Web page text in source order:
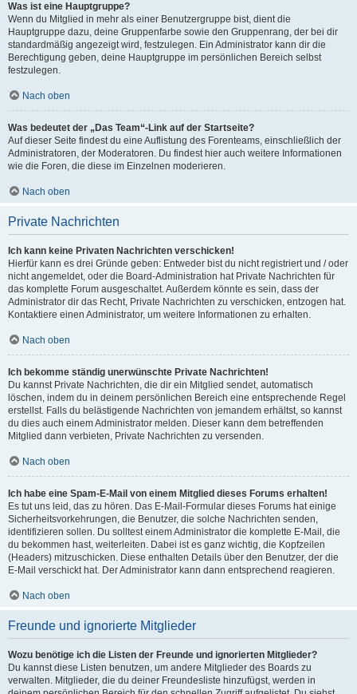
Was ist eine Hauptgruppe?
Wenn du Mitglied in mehr als einer Benutzergruppe bist, dient die
Hauptgruppe dazu, deine Gruppenfarbe sowie den Gruppenrang, der bei dir
standardmäßig angezeigt wird, festzulegen. Ein Administrator kann dir die
Berechtigung geben, deine Hauptgruppe im persönlichen Bereich selbst
festzulegen.
Nach oben
Was bedeutet der „Das Team“-Link auf der Startseite?
Auf dieser Seite findest du eine Auflistung des Forenteams, einschließlich der
Administratoren, der Moderatoren. Du findest hier auch weitere Informationen
wie die Foren, die diese im Einzelnen moderieren.
Nach oben
Private Nachrichten
Ich kann keine Privaten Nachrichten verschicken!
Hierfür kann es drei Gründe geben: Entweder bist du nicht registriert und / oder
nicht angemeldet, oder die Board-Administration hat Private Nachrichten für
das komplette Forum ausgeschaltet. Außerdem könnte es sein, dass der
Administrator dir das Recht, Private Nachrichten zu verschicken, entzogen hat.
Kontaktiere einen Administrator, um weitere Informationen zu erhalten.
Nach oben
Ich bekomme ständig unerwünschte Private Nachrichten!
Du kannst Private Nachrichten, die dir ein Mitglied sendet, automatisch
löschen, indem du in deinem persönlichen Bereich eine entsprechende Regel
erstellst. Falls du belästigende Nachrichten von jemandem erhältst, so kannst
du dies auch einem Administrator melden. Dieser kann dem betreffenden
Mitglied dann verbieten, Private Nachrichten zu versenden.
Nach oben
Ich habe eine Spam-E-Mail von einem Mitglied dieses Forums erhalten!
Es tut uns leid, das zu hören. Das E-Mail-Formular dieses Forums hat einige
Sicherheitsvorkehrungen, die Benutzer, die solche Nachrichten senden,
identifizieren sollen. Du solltest einem Administrator die komplette E-Mail, die
du bekommen hast, weiterleiten. Dabei ist es ganz wichtig, die Kopfzeilen
(Headers) mitzuschicken. Diese enthalten Details über den Benutzer, der die
E-Mail verschickt hat. Der Administrator kann dann entsprechend reagieren.
Nach oben
Freunde und ignorierte Mitglieder
Wozu benötige ich die Listen der Freunde und ignorierten Mitglieder?
Du kannst diese Listen benutzen, um andere Mitglieder des Boards zu
verwalten. Mitglieder, die du deiner Freundesliste hinzufügst, werden in